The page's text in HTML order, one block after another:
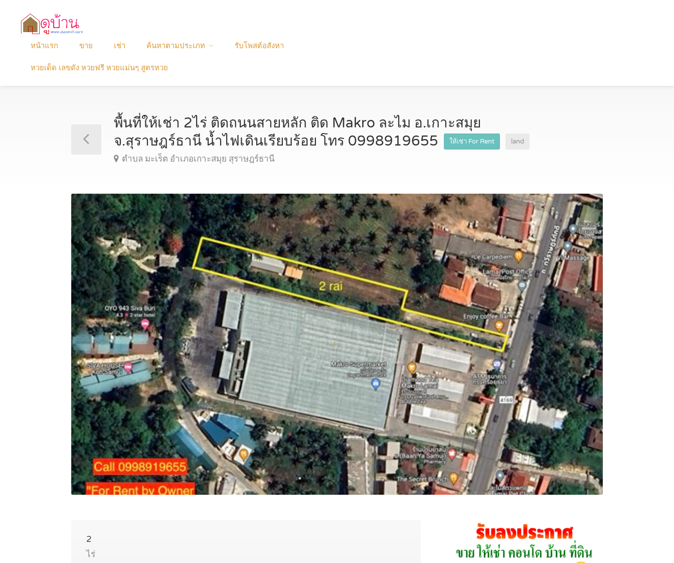
หน้าแรก ขาย เช่า ค้นหาตามประเภท รับโพสต์อสังหา
หวยเด็ด เลขดัง หวยฟรี หวยแม่นๆ สูตรหวย
พื้นที่ให้เช่า 2ไร่ ติดถนนสายหลัก ติด Makro ละไม อ.เกาะสมุย
จ.สุราษฎร์ธานี น้ำไฟเดินเรียบร้อย โทร 0998919655
ให้เช่า For Rent land
ตำบล มะเร็ต อำเภอเกาะสมุย สุราษฎร์ธานี
2
ไร่